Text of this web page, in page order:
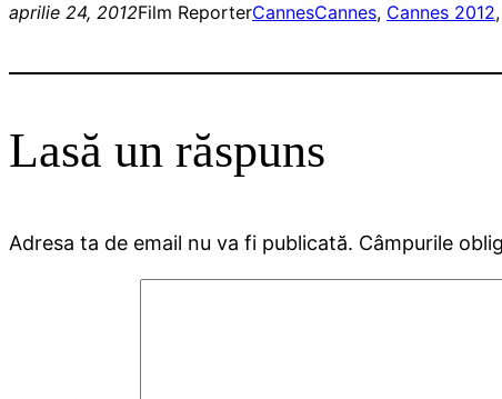
aprilie 24, 2012Film ReporterCannesCannes, Cannes 2012,
Lasă un răspuns
Adresa ta de email nu va fi publicată. Câmpurile